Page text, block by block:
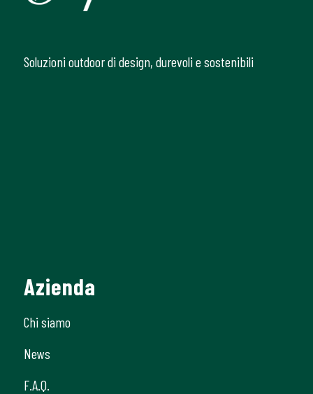
Soluzioni outdoor di design, durevoli e sostenibili
Azienda
Chi siamo
News
F.A.Q.